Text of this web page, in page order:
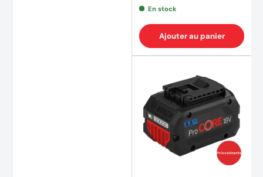
(20
En stock
Ajouter au panier
Prix coûtants